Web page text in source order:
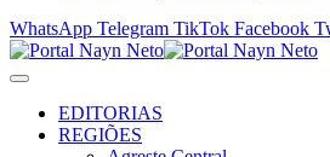
WhatsApp Telegram TikTok Facebook
EDITORIAS
REGIÕES